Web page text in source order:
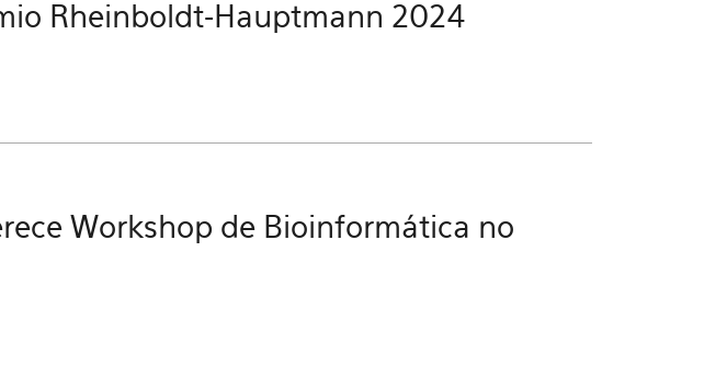
Rheinboldt-Hauptmann 2024
Workshop de Bioinformática no